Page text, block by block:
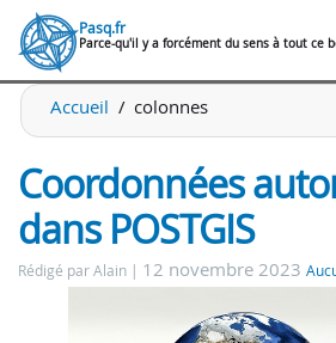
Pasq.fr
Parce-qu'il y a forcément du sens à tout ce
Accueil colonnes
Coordonnées
dans POSTGIS
Rédigé par Alain 12 novembre 2023